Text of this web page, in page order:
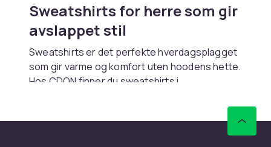
Sweatshirts for herre som gir
avslappet stil
Sweatshirts er det perfekte hverdagsplagget
som gir varme og komfort uten hoodens hette.
Hos CDON finner du sweatshirts i